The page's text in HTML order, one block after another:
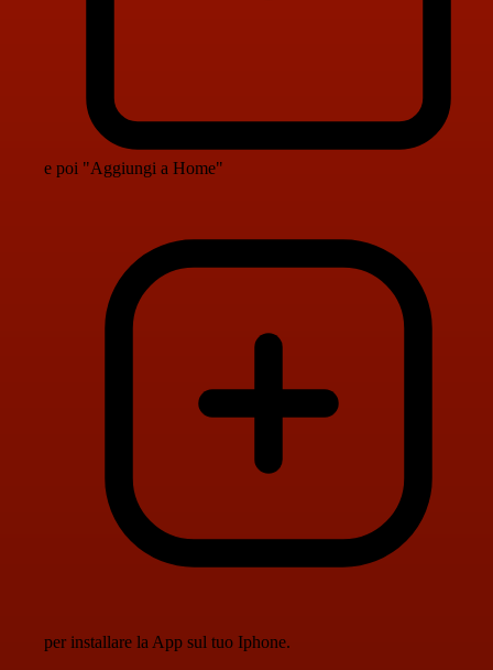
e poi "Aggiungi a Home"
per installare la App sul tuo Iphone.